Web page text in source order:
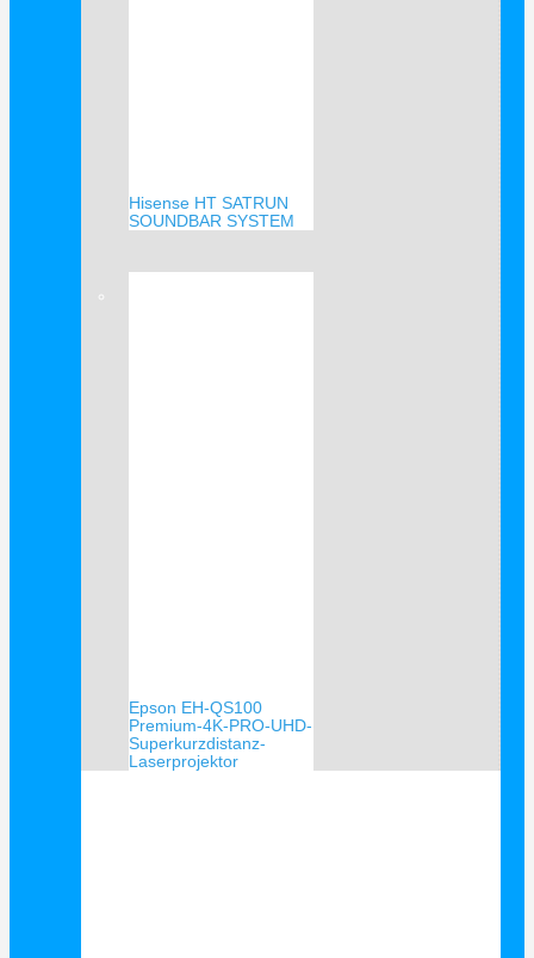
Hisense HT SATRUN
SOUNDBAR SYSTEM
Epson EH-QS100
Premium-4K-PRO-UHD-
Superkurzdistanz-
Laserprojektor